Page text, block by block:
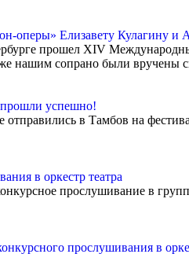
оперы» Елизавету Кулагину и
прошел XIV
нашим сопрано были вручены
прошли успешно!
в Тамбов на
в оркестр театра
прослушивание в
прослушивания в